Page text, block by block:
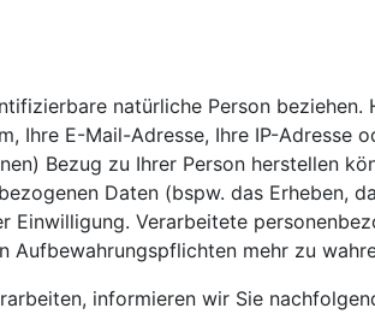
natürliche Person beziehen.
Ihre E-Mail-Adresse, Ihre IP-Adresse
Bezug zu Ihrer Person herstellen
Daten (bspw. das Erheben,
Verarbeitete
mehr zu
informieren wir Sie